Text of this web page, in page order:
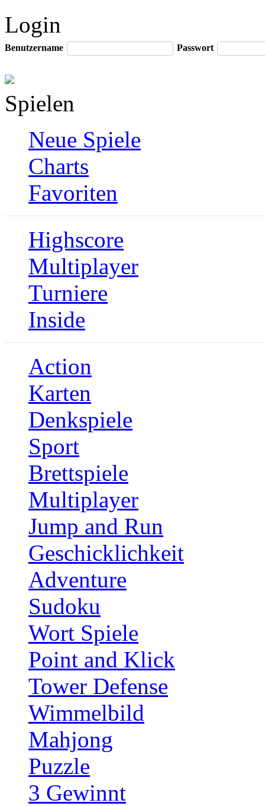
Login
Benutzername Passwort
Spielen
Neue Spiele
Charts
Favoriten
Highscore
Multiplayer
Turniere
Inside
Action
Karten
Denkspiele
Sport
Brettspiele
Multiplayer
Jump and Run
Geschicklichkeit
Adventure
Sudoku
Wort Spiele
Point and Klick
Tower Defense
Wimmelbild
Mahjong
Puzzle
3 Gewinnt